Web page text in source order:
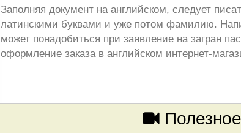
Заполняя документ на английском, следует
латинскими буквами и уже потом фамилию.
может понадобиться при заявление на загран
оформление заказа в английском интернет-